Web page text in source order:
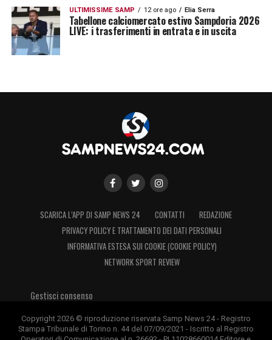
ULTIMISSIME SAMP 12 ore ago Elia Serra
Tabellone calciomercato estivo Sampdoria 2026
LIVE: i trasferimenti in entrata e in uscita
SCARICA L’APP DI SAMP NEWS 24 CONTATTI
REDAZIONE
PRIVACY POLICY E TRATTAMENTO DEI DATI PERSONALI
INFORMATIVA ESTESA SUI COOKIE (COOKIE POLICY)
NETWORK SPORT REVIEW
Gestisci consenso
Copyright 2026 © riproduzione riservata Samp News 24 - Registro
Stampa Tribunale di Torino n. 44 del 07/09/2021 - Iscritto al Registro